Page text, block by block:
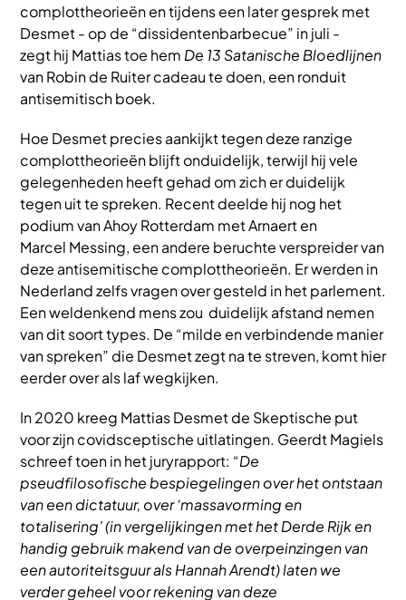
complottheorieën en tijdens een later gesprek met
Desmet - op de “dissidentenbarbecue” in juli -
zegt hij Mattias toe hem De 13 Satanische Bloedlijnen
van Robin de Ruiter cadeau te doen, een ronduit
antisemitisch boek.
Hoe Desmet precies aankijkt tegen deze ranzige
complottheorieën blijft onduidelijk, terwijl hij vele
gelegenheden heeft gehad om zich er duidelijk
tegen uit te spreken. Recent deelde hij nog het
podium van Ahoy Rotterdam met Arnaert en
Marcel Messing, een andere beruchte verspreider van
deze antisemitische complottheorieën. Er werden in
Nederland zelfs vragen over gesteld in het parlement.
Een weldenkend mens zou duidelijk afstand nemen
van dit soort types. De “milde en verbindende manier
van spreken” die Desmet zegt na te streven, komt hier
eerder over als laf wegkijken.
In 2020 kreeg Mattias Desmet de Skeptische put
voor zijn covidsceptische uitlatingen. Geerdt Magiels
schreef toen in het juryrapport: “De
pseudfilosofische bespiegelingen over het ontstaan
van een dictatuur, over ‘massavorming en
totalisering’ (in vergelijkingen met het Derde Rijk en
handig gebruik makend van de overpeinzingen van
een autoriteitsguur als Hannah Arendt) laten we
verder geheel voor rekening van deze